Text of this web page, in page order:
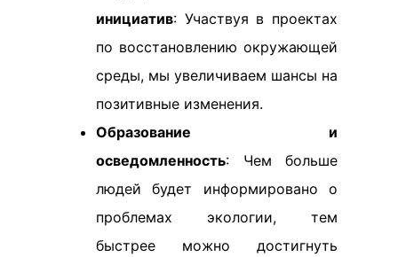
инициатив: Участвуя в проектах
по восстановлению окружающей
среды, мы увеличиваем шансы на
позитивные изменения.
Образование и
осведомленность: Чем больше
людей будет информировано о
проблемах экологии, тем
быстрее можно достигнуть